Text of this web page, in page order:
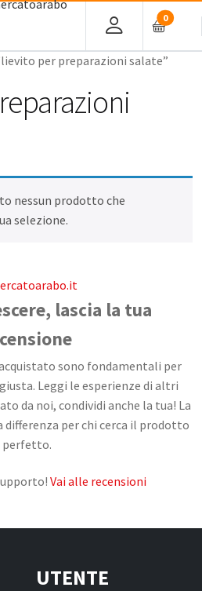
0
per preparazioni salate”
nessun prodotto che
selezione.
lascia la tua
sono fondamentali per
Leggi le esperienze di altri
da noi, condividi anche la tua! La
differenza per chi cerca il prodotto
perfetto.
Vai alle recensioni
UTENTE